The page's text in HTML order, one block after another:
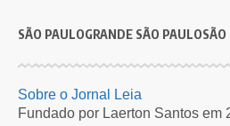
SÃO PAULO SAÚDE
Ministra da Saúde inaugura
vai beneficiar cerca de três
SÃO PAULOGRANDE SÃO PAULOSÃO
Sobre o Jornal Leia
Fundado por Laerton Santos em